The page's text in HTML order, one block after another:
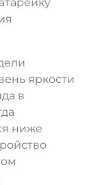
яркости
в
ниже